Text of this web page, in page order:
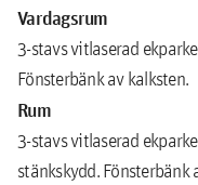
Vardagsrum
3-stavs vitlaserad
Fönsterbänk av kalksten.
Rum
3-stavs vitlaserad
stänkskydd. Fönsterbänk